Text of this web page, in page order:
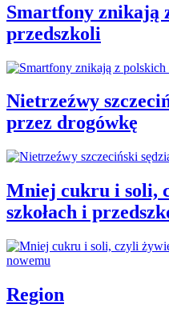
Smartfony znikają
przedszkoli
Nietrzeźwy
przez drogówkę
Mniej cukru i soli,
szkołach i
Region